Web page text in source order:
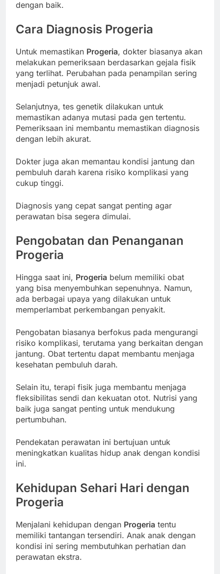
dengan baik.
Cara Diagnosis Progeria
Untuk memastikan Progeria, dokter biasanya akan
melakukan pemeriksaan berdasarkan gejala fisik
yang terlihat. Perubahan pada penampilan sering
menjadi petunjuk awal.
Selanjutnya, tes genetik dilakukan untuk
memastikan adanya mutasi pada gen tertentu.
Pemeriksaan ini membantu memastikan diagnosis
dengan lebih akurat.
Dokter juga akan memantau kondisi jantung dan
pembuluh darah karena risiko komplikasi yang
cukup tinggi.
Diagnosis yang cepat sangat penting agar
perawatan bisa segera dimulai.
Pengobatan dan Penanganan
Progeria
Hingga saat ini, Progeria belum memiliki obat
yang bisa menyembuhkan sepenuhnya. Namun,
ada berbagai upaya yang dilakukan untuk
memperlambat perkembangan penyakit.
Pengobatan biasanya berfokus pada mengurangi
risiko komplikasi, terutama yang berkaitan dengan
jantung. Obat tertentu dapat membantu menjaga
kesehatan pembuluh darah.
Selain itu, terapi fisik juga membantu menjaga
fleksibilitas sendi dan kekuatan otot. Nutrisi yang
baik juga sangat penting untuk mendukung
pertumbuhan.
Pendekatan perawatan ini bertujuan untuk
meningkatkan kualitas hidup anak dengan kondisi
ini.
Kehidupan Sehari Hari dengan
Progeria
Menjalani kehidupan dengan Progeria tentu
memiliki tantangan tersendiri. Anak anak dengan
kondisi ini sering membutuhkan perhatian dan
perawatan ekstra.